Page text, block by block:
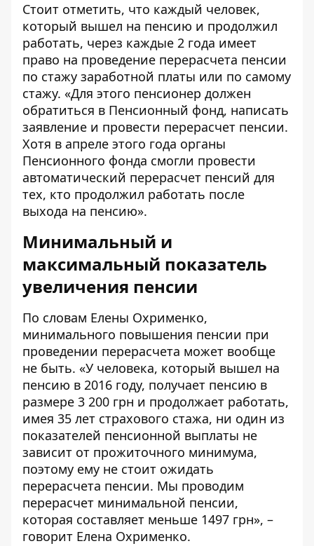
Стоит отметить, что каждый человек,
который вышел на пенсию и продолжил
работать, через каждые 2 года имеет
право на проведение перерасчета пенсии
по стажу заработной платы или по самому
стажу. «Для этого пенсионер должен
обратиться в Пенсионный фонд, написать
заявление и провести перерасчет пенсии.
Хотя в апреле этого года органы
Пенсионного фонда смогли провести
автоматический перерасчет пенсий для
тех, кто продолжил работать после
выхода на пенсию».
Минимальный и
максимальный показатель
увеличения пенсии
По словам Елены Охрименко,
минимального повышения пенсии при
проведении перерасчета может вообще
не быть. «У человека, который вышел на
пенсию в 2016 году, получает пенсию в
размере 3 200 грн и продолжает работать,
имея 35 лет страхового стажа, ни один из
показателей пенсионной выплаты не
зависит от прожиточного минимума,
поэтому ему не стоит ожидать
перерасчета пенсии. Мы проводим
перерасчет минимальной пенсии,
которая составляет меньше 1497 грн», –
говорит Елена Охрименко.